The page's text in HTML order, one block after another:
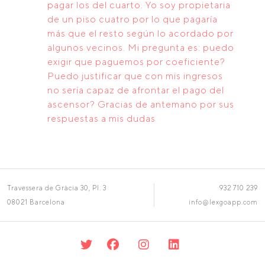
pagar los del cuarto. Yo soy propietaria
de un piso cuatro por lo que pagaría
más que el resto según lo acordado por
algunos vecinos. Mi pregunta es: puedo
exigir que paguemos por coeficiente?
Puedo justificar que con mis ingresos
no sería capaz de afrontar el pago del
ascensor? Gracias de antemano por sus
respuestas a mis dudas
Travessera de Gràcia 30, Pl. 3
08021 Barcelona
932 710 239
info@lexgoapp.com